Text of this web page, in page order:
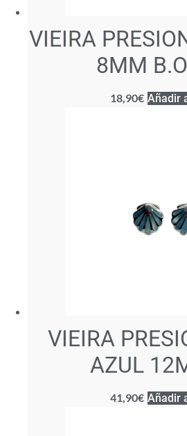
VIEIRA
8MM
18,90€ Añadir
VIEIRA
AZUL
41,90€ Añadir